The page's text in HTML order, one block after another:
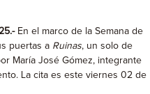
En el marco de la Semana de
puertas a Ruinas, un solo de
María José Gómez, integrante
La cita es este viernes 02 de